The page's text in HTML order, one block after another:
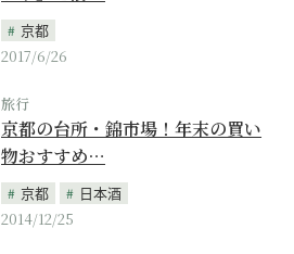
京都
2017/6/26
旅行
京都の台所・錦市場！年末の買い
物おすすめ…
京都
日本酒
2014/12/25